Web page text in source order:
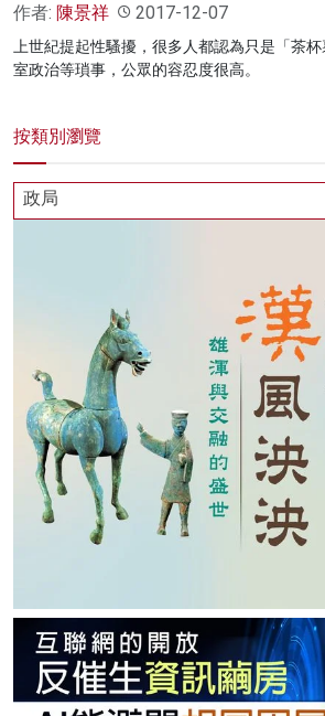
作者: 陳景祥 2017-12-07
上世紀提起性騷擾，很多人都認為只是「茶
室政治等瑣事，公眾的容忍度很高。
按類別瀏覽
政局